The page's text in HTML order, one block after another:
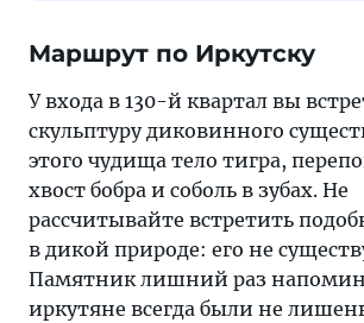
Маршрут по Иркутску
У входа в 130-й квартал вы
скульптуру диковинного
этого чудища тело тигра,
хвост бобра и соболь в зубах. Не
рассчитывайте встретить
в дикой природе: его не
Памятник лишний раз
иркутяне всегда были не